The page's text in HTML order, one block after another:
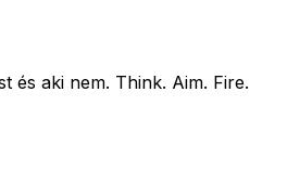
és aki nem. Think. Aim. Fire.